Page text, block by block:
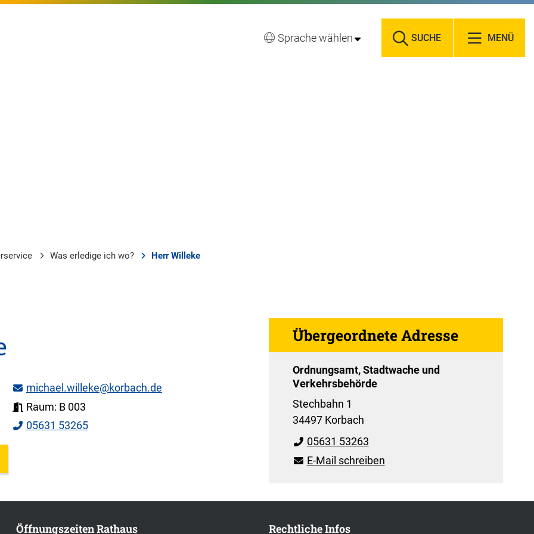
Sprache wählen SUCHE MENÜ
Was erledige ich wo? Herr Willeke
michael.willeke@korbach.de
Raum: B 003
05631 53265
Übergeordnete Adresse
Ordnungsamt, Stadtwache und
Verkehrsbehörde
Stechbahn 1
34497 Korbach
05631 53263
E-Mail schreiben
Öffnungszeiten Rathaus Rechtliche Infos